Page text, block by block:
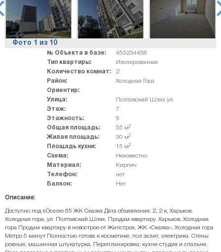
Фото 1 из 10
№ Объекта в базе:
453234458
Тип квартиры:
Изолированная
Количество комнат:
2
Район:
Холодная Гора
Ориентир:
Улица:
Полтавский Шлях ул.
Этаж:
7
Этажность:
9
Общая площадь:
55 м2
Жилая площадь: 30 м2
Площадь кухни: 15 м2
Схема:
Неизвестно
Материал:
Кирпич
Телефон:
нет
Балкон:
Нет
Описание:
Доступно под єОселю 65 ЖК Сказка Дата объявления: 2, 2 к, Харьков,
Холодная гора, ул. Полтавский Шлях. Продам квартиру. Харьков, Холодная
гора Продам квартиру в новострое от Жилстроя, ЖК «Сказка», Холодная гора
Метро 5 минут Полностью готова к косметике, пол залит, электрика. Стены
ровные, машинная штукатурка. Перепланировка: кухня-студия и спальня.